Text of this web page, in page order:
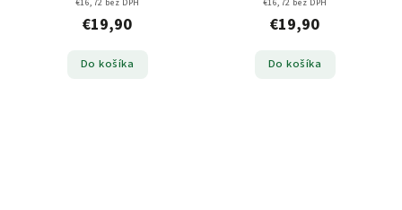
€16,72 bez DPH
€19,90
Do košíka
€16,72 bez DPH
€19,90
Do košíka